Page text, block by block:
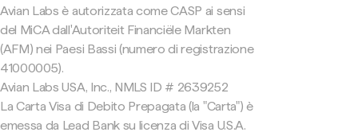
Avian Labs è autorizzata come CASP ai sensi
del MiCA dall'Autoriteit Financiële Markten
(AFM) nei Paesi Bassi (numero di registrazione
41000005).
Avian Labs USA, Inc., NMLS ID # 2639252
La Carta Visa di Debito Prepagata (la "Carta") è
emessa da Lead Bank su licenza di Visa U.S.A.